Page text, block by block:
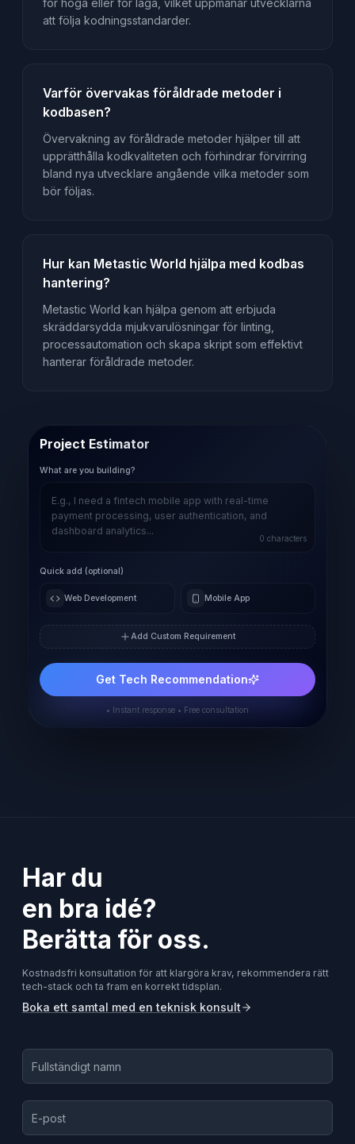
för höga eller för låga, vilket uppmanar utvecklarna
att följa kodningsstandarder.
Varför övervakas föråldrade metoder i
kodbasen?
Övervakning av föråldrade metoder hjälper till att
upprätthålla kodkvaliteten och förhindrar förvirring
bland nya utvecklare angående vilka metoder som
bör följas.
Hur kan Metastic World hjälpa med kodbas
hantering?
Metastic World kan hjälpa genom att erbjuda
skräddarsydda mjukvarulösningar för linting,
processautomation och skapa skript som effektivt
hanterar föråldrade metoder.
Project Estimator
What are you building?
0 characters
Quick add (optional)
Web Development Mobile App
Add Custom Requirement
Get Tech Recommendation
• Instant response • Free consultation
Har du
en bra idé?
Berätta för oss.
Kostnadsfri konsultation för att klargöra krav, rekommendera rätt
tech-stack och ta fram en korrekt tidsplan.
Boka ett samtal med en teknisk konsult